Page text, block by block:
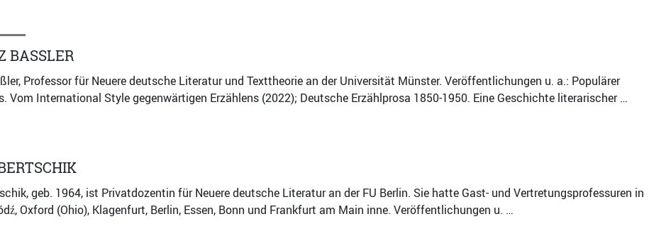
Professor für Neuere deutsche Literatur und Texttheorie an der Universität Münster. Veröffentlichungen u. a.: Populärer
Vom International Style gegenwärtigen Erzählens (2022); Deutsche Erzählprosa 1850-1950. Eine Geschichte literarischer …
geb. 1964, ist Privatdozentin für Neuere deutsche Literatur an der FU Berlin. Sie hatte Gast- und Vertretungsprofessuren in
Oxford (Ohio), Klagenfurt, Berlin, Essen, Bonn und Frankfurt am Main inne. Veröffentlichungen u. …